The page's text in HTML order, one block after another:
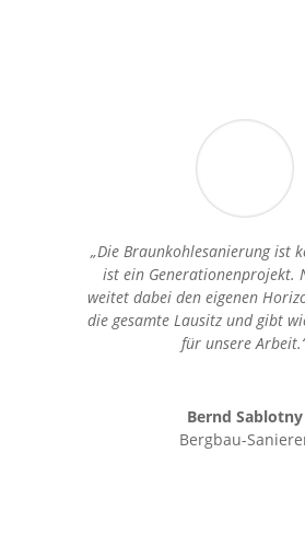
„Die Braunkohlesanierung ist
ist ein Generationenprojekt.
weitet dabei den eigenen
die gesamte Lausitz und gibt
für unsere
Bernd Sablotny
Bergbau-